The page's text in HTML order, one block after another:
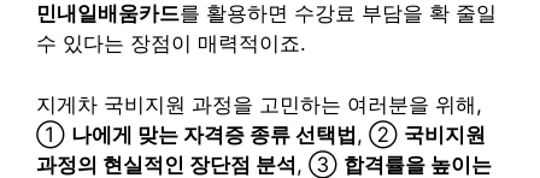
민내일배움카드를 활용하면 수강료 부담을 확 줄일
수 있다는 장점이 매력적이죠.
지게차 국비지원 과정을 고민하는 여러분을 위해,
① 나에게 맞는 자격증 종류 선택법, ② 국비지원
과정의 현실적인 장단점 분석, ③ 합격률을 높이는